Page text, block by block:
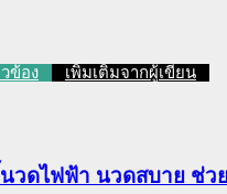
ข้อง เพิ่มเติมจากผู้เขียน
นวดไฟฟ้า นวดสบาย ช่ว